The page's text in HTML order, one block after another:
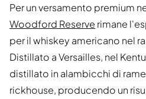
Per un versamento premium
Woodford Reserve rimane
per il whiskey americano nel
Distillato a Versailles, nel
distillato in alambicchi di
rickhouse, producendo un